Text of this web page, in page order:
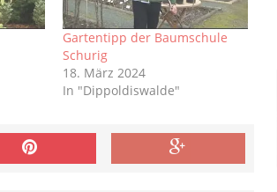
Gartentipp der Baumschule
Schurig
18. März 2024
In "Dippoldiswalde"